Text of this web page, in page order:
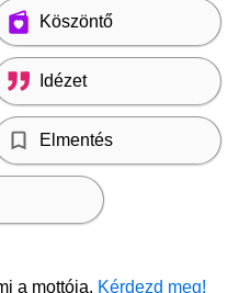
Köszöntő
Idézet
Elmentés
a mottója. Kérdezd meg!